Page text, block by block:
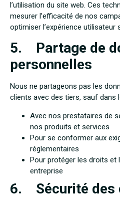
l’utilisation du site web. Ces
mesurer l’efficacité de nos
optimiser l’expérience utilisateur
5. Partage de
personnelles
Nous ne partageons pas les
clients avec des tiers, sauf dans
Avec nos prestataires de
nos produits et services
Pour se conformer aux
réglementaires
Pour protéger les droits et
entreprise
6. Sécurité des